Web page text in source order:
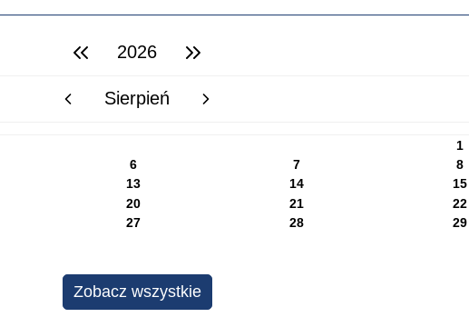
poprzedni rok2026 następny rok
poprzedni miesiącSierpień następny miesiąc
1
6 7 8
13 14 15
20 21 22
27 28 29
Zobacz wszystkie